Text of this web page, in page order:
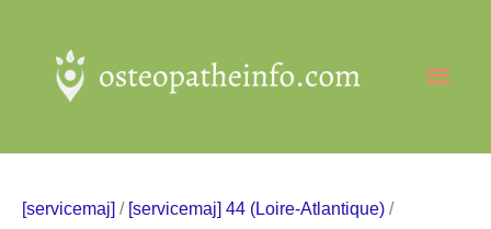
contenu
[servicemaj] / [servicemaj] 44 (Loire-Atlantique) /